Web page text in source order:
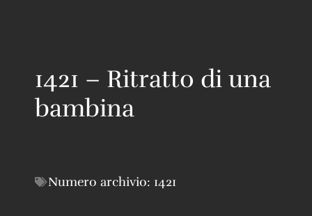
1421 – Ritratto di una
bambina
Numero archivio: 1421